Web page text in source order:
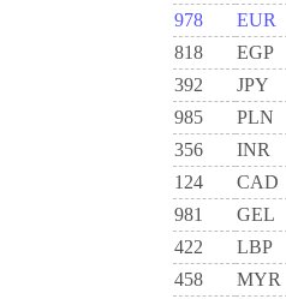
978
EUR
818
EGP
392
JPY
985
PLN
356
INR
124
CAD
981
GEL
422
LBP
458
MYR